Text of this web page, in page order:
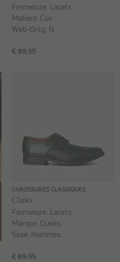
€ 89,95
Fermeture: Lacets
Matière: Cuir
Web-Only: N
CHAUSSURES CLASSIQUES
Clarks
€ 89,95
Fermeture: Lacets
Marque: Clarks
Sexe: Hommes